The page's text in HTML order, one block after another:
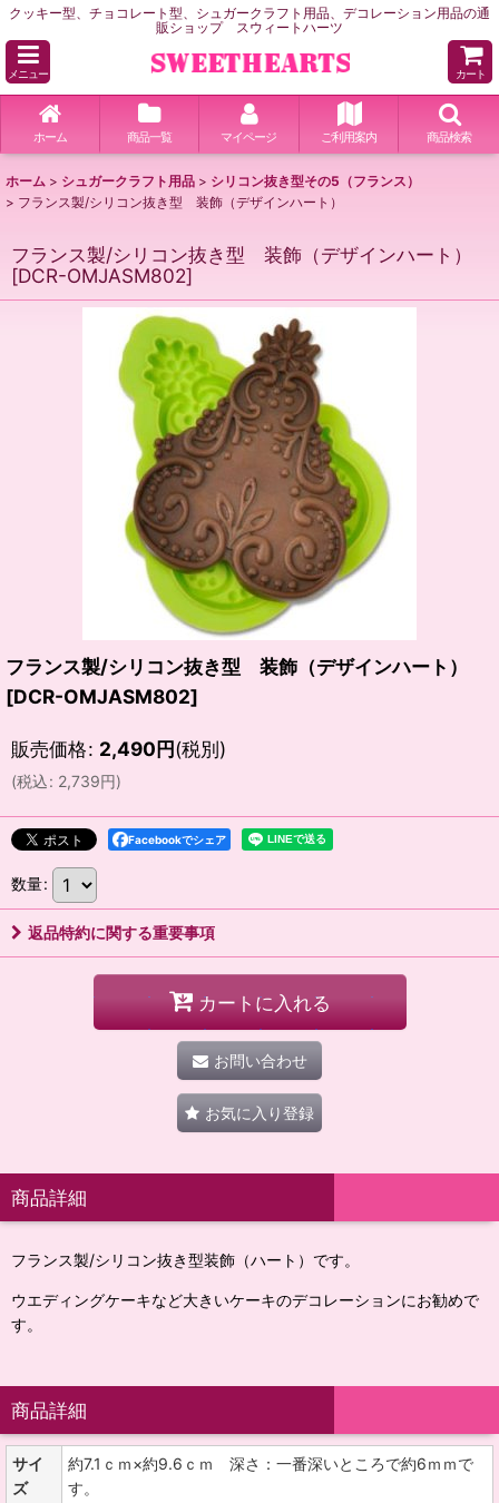
クッキー型、チョコレート型、シュガークラフト用品、デコレーション用品の通
販ショップ スウィートハーツ
メニュー カート
ホーム 商品一覧 マイページ ご利用案内 商品検索
ホーム > シュガークラフト用品 > シリコン抜き型その5（フランス）
> フランス製/シリコン抜き型 装飾（デザインハート）
フランス製/シリコン抜き型 装飾（デザインハート）
[DCR-OMJASM802]
フランス製/シリコン抜き型 装飾（デザインハート）
[DCR-OMJASM802]
販売価格: 2,490円(税別)
(税込: 2,739円)
Facebookでシェア
数量:
返品特約に関する重要事項
カートに入れる
お問い合わせ
お気に入り登録
商品詳細
フランス製/シリコン抜き型装飾（ハート）です。
ウエディングケーキなど大きいケーキのデコレーションにお勧めで
す。
商品詳細
サイ
ズ
約7.1ｃｍ×約9.6ｃｍ 深さ：一番深いところで約6ｍｍで
す。